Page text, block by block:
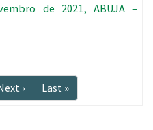
de 2021, ABUJA –
›
Última
página
Last »